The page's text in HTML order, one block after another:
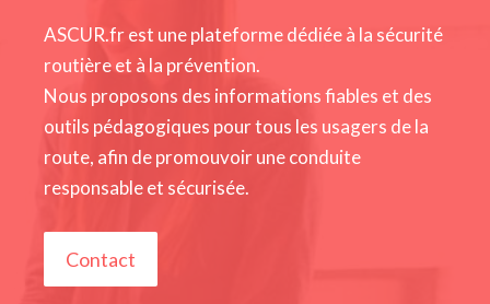
ASCUR.fr est une plateforme dédiée à la sécurité
routière et à la prévention.
Nous proposons des informations fiables et des
outils pédagogiques pour tous les usagers de la
route, afin de promouvoir une conduite
responsable et sécurisée.
Contact